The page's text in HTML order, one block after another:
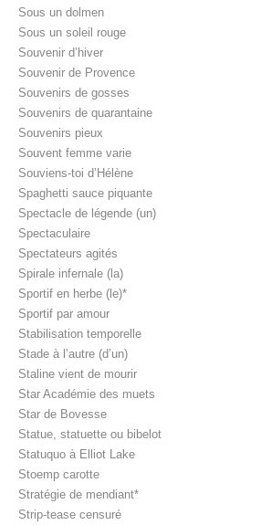
Sous un dolmen
Sous un soleil rouge
Souvenir d’hiver
Souvenir de Provence
Souvenirs de gosses
Souvenirs de quarantaine
Souvenirs pieux
Souvent femme varie
Souviens-toi d’Hélène
Spaghetti sauce piquante
Spectacle de légende (un)
Spectaculaire
Spectateurs agités
Spirale infernale (la)
Sportif en herbe (le)*
Sportif par amour
Stabilisation temporelle
Stade à l’autre (d’un)
Staline vient de mourir
Star Académie des muets
Star de Bovesse
Statue, statuette ou bibelot
Statuquo à Elliot Lake
Stoemp carotte
Stratégie de mendiant*
Strip-tease censuré